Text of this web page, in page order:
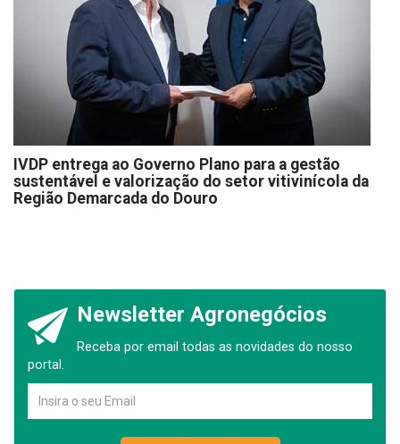
IVDP entrega ao Governo Plano para a gestão
sustentável e valorização do setor vitivinícola da
Região Demarcada do Douro
Newsletter Agronegócios
Receba por email todas as novidades do nosso
portal.